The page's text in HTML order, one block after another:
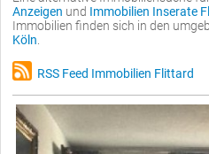
Anzeigen und Immobilien Inserate
Immobilien finden sich in den
Köln
RSS Feed Immobilien Flittard